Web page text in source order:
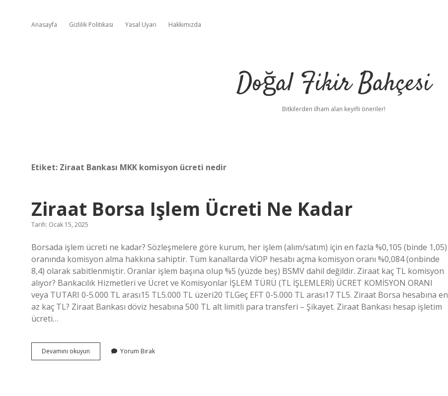
Anasayfa Gizlilik Politikası Yasal Uyarı Hakkımızda
Doğal Fikir Bahçesi
Bitkilerden ilham alan keyifli öneriler!
Etiket: Ziraat Bankası MKK komisyon ücreti nedir
Ziraat Borsa Işlem Ücreti Ne Kadar
Tarih: Ocak 15, 2025
Borsada işlem ücreti ne kadar? Sözleşmelere göre kurum, her işlem (alım/satım) için en fazla %0,105 (binde 1,05)
oranında komisyon alma hakkına sahiptir. Tüm kanallarda VİOP hesabı açma komisyon oranı %0,084 (onbinde
8,4) olarak sabitlenmiştir. Oranlar işlem başına olup %5 (yüzde beş) BSMV dahil değildir. Ziraat kaç TL komisyon
alıyor? Bankacılık Hizmetleri ve Ücret ve Komisyonlar İŞLEM TÜRÜ (TL İŞLEMLERİ) ÜCRET KOMİSYON ORANI
veya TUTARI 0-5.000 TL arası15 TL5.000 TL üzeri20 TLGeç EFT 0-5.000 TL arası17 TL5. Ziraat Borsa hesabına en
az kaç TL? Ziraat Bankası döviz hesabına 500 TL alt limitli para transferi – Şikayet. Ziraat Bankası hesap işletim
ücreti…
Devamını okuyun
Borsa
Yorum Bırak